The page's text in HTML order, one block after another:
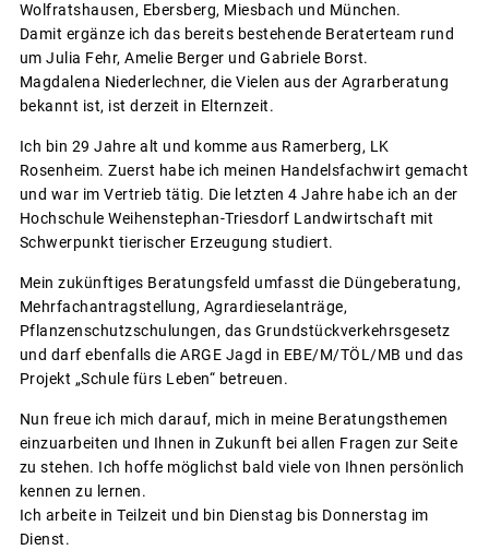
Wolfratshausen, Ebersberg, Miesbach und München.
Damit ergänze ich das bereits bestehende Beraterteam rund
um Julia Fehr, Amelie Berger und Gabriele Borst.
Magdalena Niederlechner, die Vielen aus der Agrarberatung
bekannt ist, ist derzeit in Elternzeit.
Ich bin 29 Jahre alt und komme aus Ramerberg, LK
Rosenheim. Zuerst habe ich meinen Handelsfachwirt gemacht
und war im Vertrieb tätig. Die letzten 4 Jahre habe ich an der
Hochschule Weihenstephan-Triesdorf Landwirtschaft mit
Schwerpunkt tierischer Erzeugung studiert.
Mein zukünftiges Beratungsfeld umfasst die Düngeberatung,
Mehrfachantragstellung, Agrardieselanträge,
Pflanzenschutzschulungen, das Grundstückverkehrsgesetz
und darf ebenfalls die ARGE Jagd in EBE/M/TÖL/MB und das
Projekt „Schule fürs Leben“ betreuen.
Nun freue ich mich darauf, mich in meine Beratungsthemen
einzuarbeiten und Ihnen in Zukunft bei allen Fragen zur Seite
zu stehen. Ich hoffe möglichst bald viele von Ihnen persönlich
kennen zu lernen.
Ich arbeite in Teilzeit und bin Dienstag bis Donnerstag im
Dienst.